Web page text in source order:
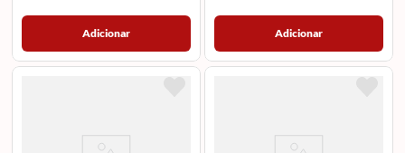
Adicionar Adicionar